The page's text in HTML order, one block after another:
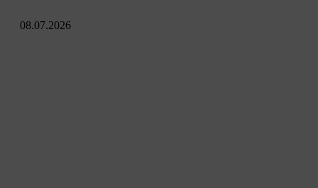
08.07.2026